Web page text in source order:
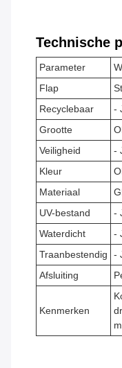
Technische
Parameter
Flap
Recyclebaar
-
Grootte
Veiligheid
-
Kleur
Materiaal
UV-bestand
-
Waterdicht
-
Traanbestendig
-
Afsluiting
Kenmerken